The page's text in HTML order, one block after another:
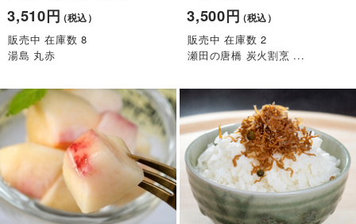
3,510円（税込）
販売中 在庫数 8
湯島 丸赤
3,500円（税込）
販売中 在庫数 2
瀬田の唐橋 炭火割烹 ...